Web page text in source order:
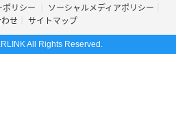
ポリシー
ソーシャルメディアポリシー
せ
サイトマップ
All Rights Reserved.